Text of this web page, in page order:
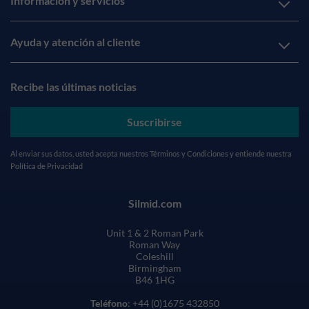
Ayuda y atención al cliente
Recibe las últimas noticias
Suscribirse
Al enviar sus datos, usted acepta nuestros Términos y Condiciones y entiende nuestra
Política de Privacidad
Silmid.com
Unit 1 & 2 Roman Park
Roman Way
Coleshill
Birmingham
B46 1HG
Teléfono: +44 (0)1675 432850